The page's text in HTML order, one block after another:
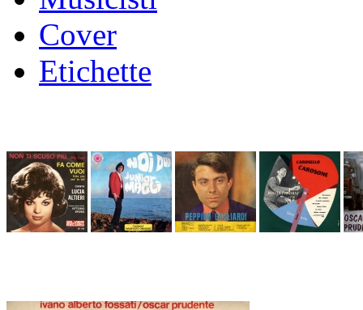
Cover
Etichette